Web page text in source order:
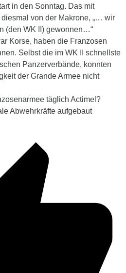
in den Sonntag. Das mit
von der Makrone, „… wir
(den WK II) gewonnen…“
Korse, haben die Franzosen
Selbst die im WK II schnellste
Panzerverbände, konnten
der Grande Armee nicht
täglich Actimel?
Abwehrkräfte aufgebaut